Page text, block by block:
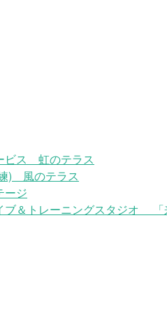
ビス 虹のテラス
) 風のテラス
ージ
ブ＆トレーニングスタジオ 「